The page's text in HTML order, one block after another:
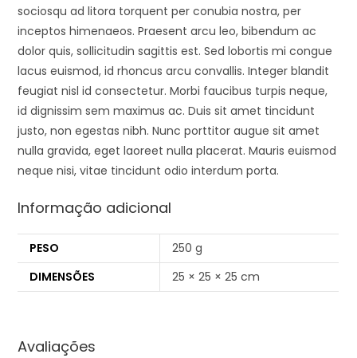
sociosqu ad litora torquent per conubia nostra, per
inceptos himenaeos. Praesent arcu leo, bibendum ac
dolor quis, sollicitudin sagittis est. Sed lobortis mi congue
lacus euismod, id rhoncus arcu convallis. Integer blandit
feugiat nisl id consectetur. Morbi faucibus turpis neque,
id dignissim sem maximus ac. Duis sit amet tincidunt
justo, non egestas nibh. Nunc porttitor augue sit amet
nulla gravida, eget laoreet nulla placerat. Mauris euismod
neque nisi, vitae tincidunt odio interdum porta.
Informação adicional
PESO
250 g
DIMENSÕES
25 × 25 × 25 cm
Avaliações